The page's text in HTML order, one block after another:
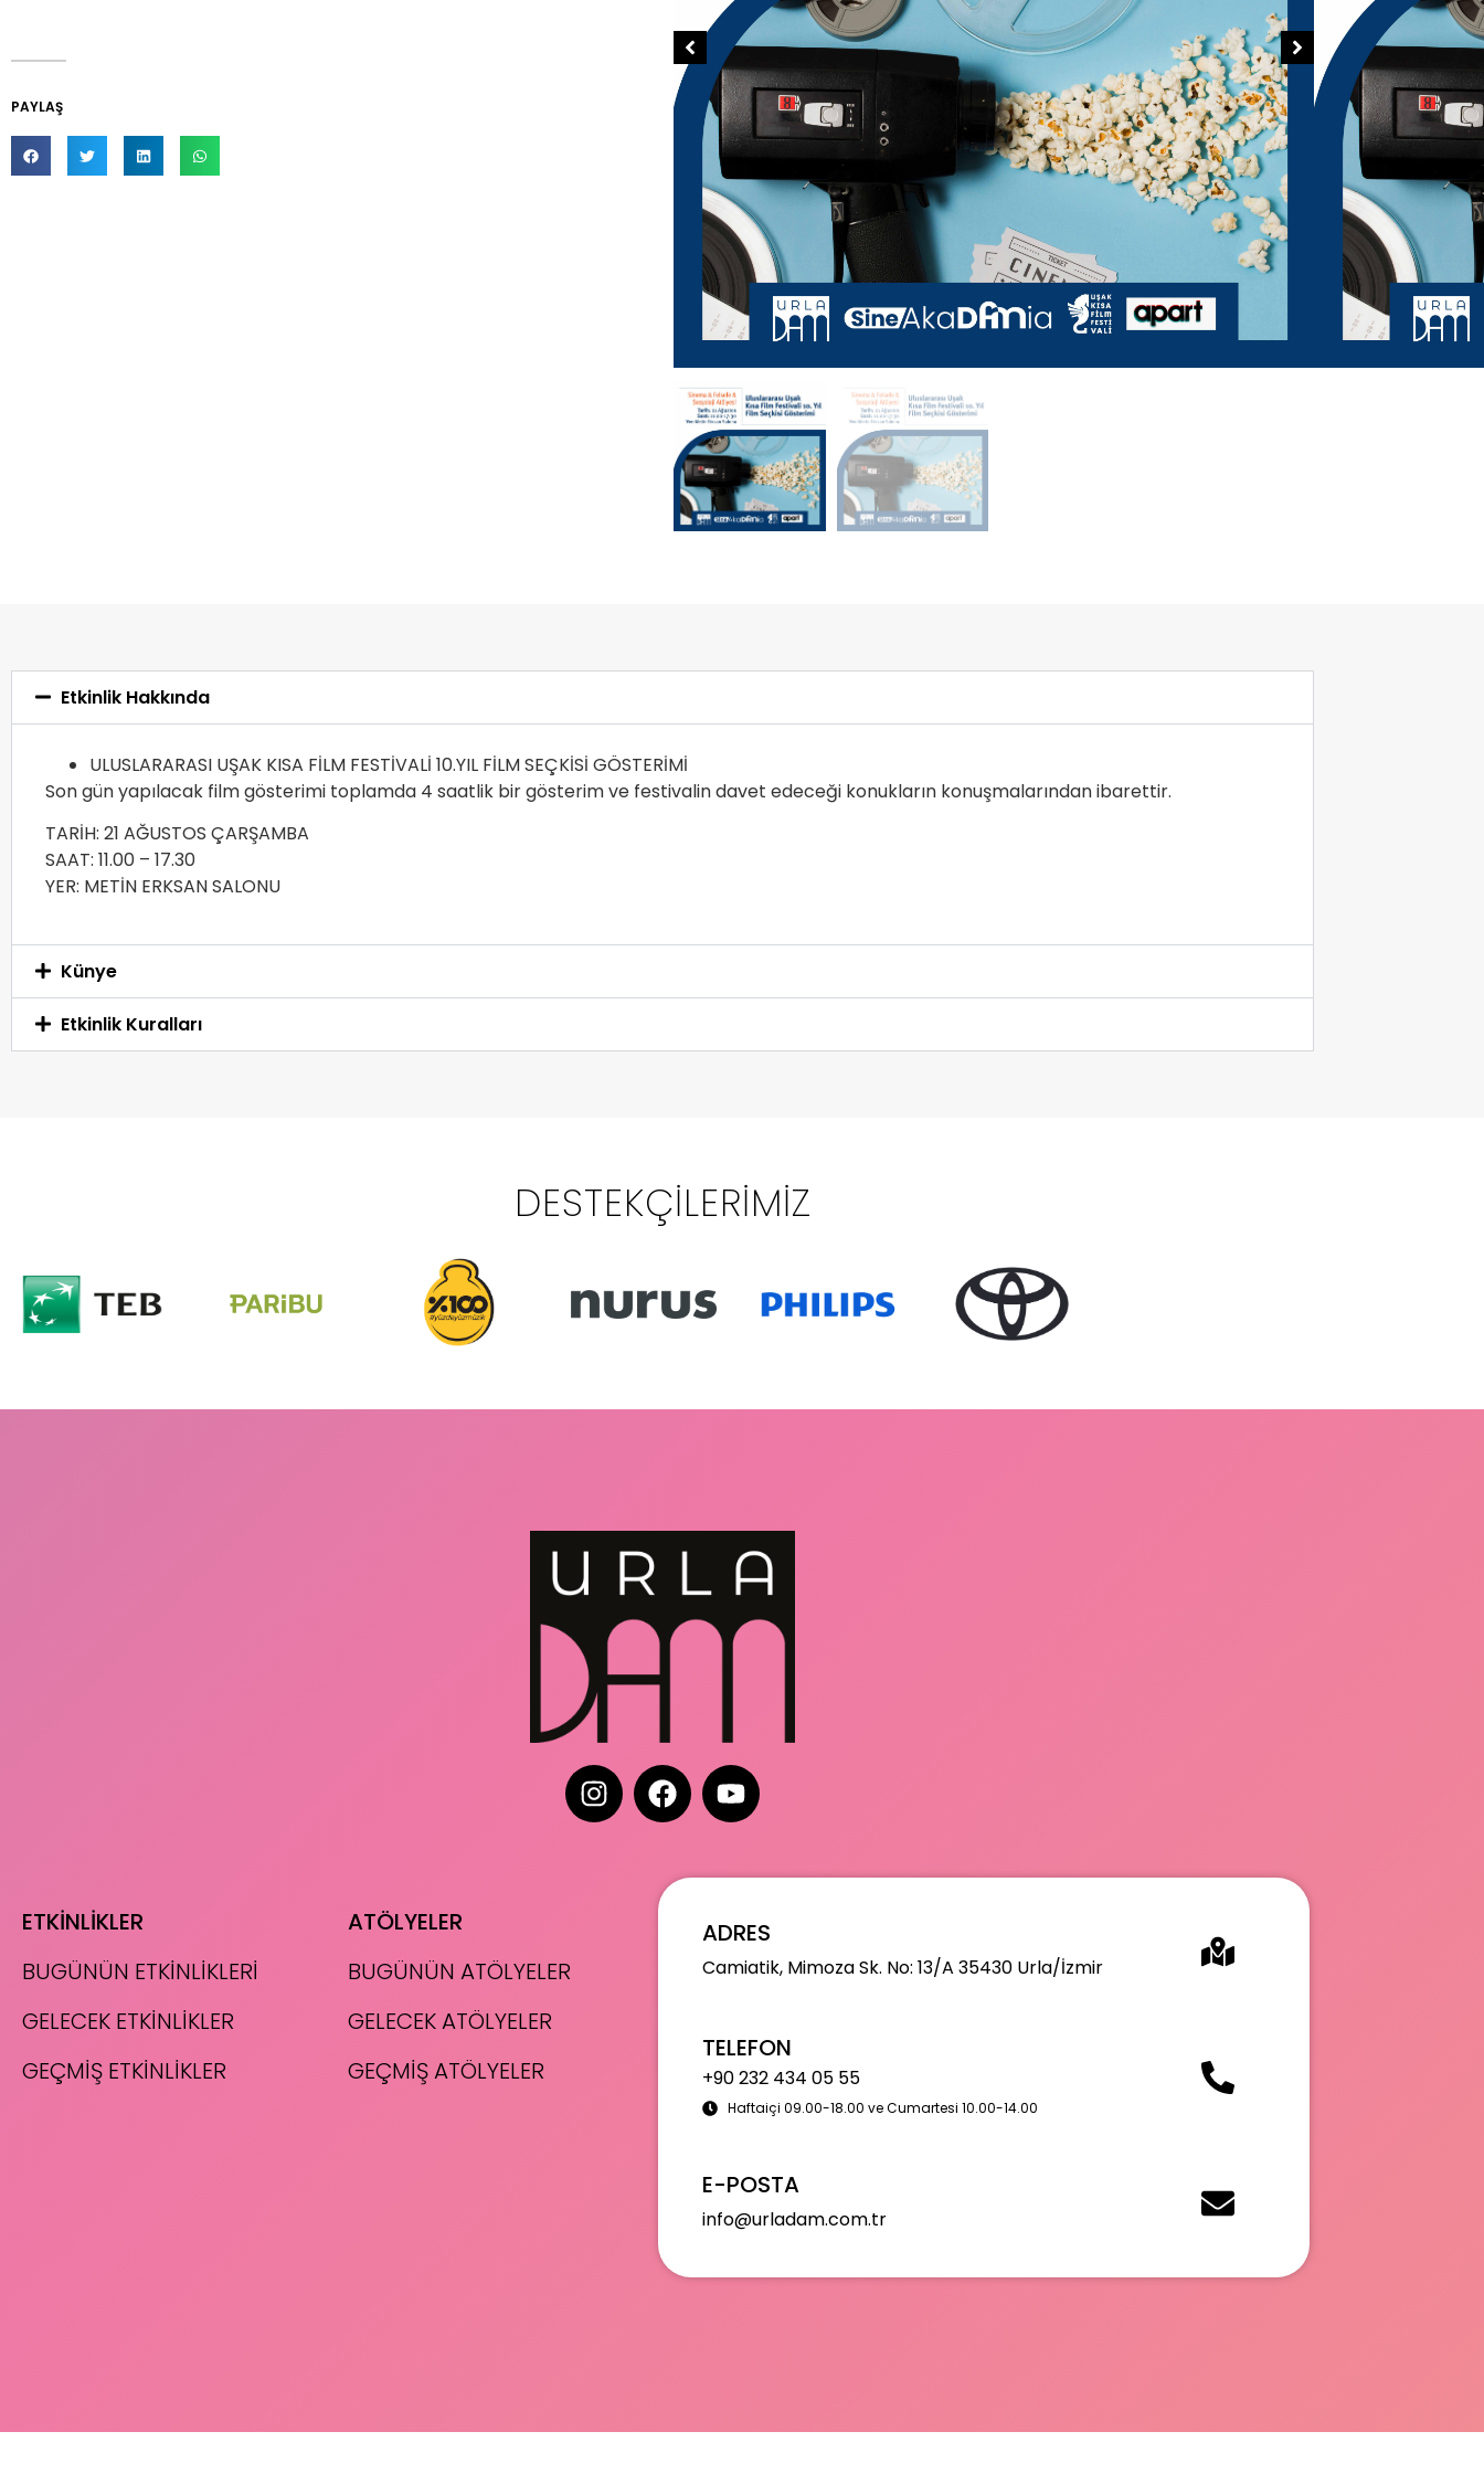
PAYLAŞ
Etkinlik Hakkında
ULUSLARARASI UŞAK KISA FİLM FESTİVALİ 10.YIL FİLM SEÇKİSİ GÖSTERİMİ
Son gün yapılacak film gösterimi toplamda 4 saatlik bir gösterim ve festivalin davet edeceği konukların konuşmalarından ibarettir.
TARİH: 21 AĞUSTOS ÇARŞAMBA
SAAT: 11.00 – 17.30
YER: METİN ERKSAN SALONU
Künye
Etkinlik Kuralları
DESTEKÇILERIMIZ
ETKİNLİKLER
BUGÜNÜN ETKİNLİKLERİ
GELECEK ETKİNLİKLER
GEÇMİŞ ETKİNLİKLER
ATÖLYELER
BUGÜNÜN ATÖLYELER
GELECEK ATÖLYELER
GEÇMİŞ ATÖLYELER
ADRES
Camiatik, Mimoza Sk. No: 13/A 35430 Urla/İzmir
TELEFON
+90 232 434 05 55
Haftaiçi 09.00-18.00 ve Cumartesi 10.00-14.00
E-POSTA
info@urladam.com.tr